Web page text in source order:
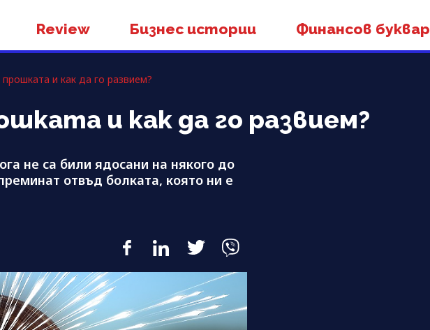
Review Бизнес истории Финансов буквар
и как да го развием?
и как да го развием?
не са били ядосани на някого до
отвъд болката, която ни е